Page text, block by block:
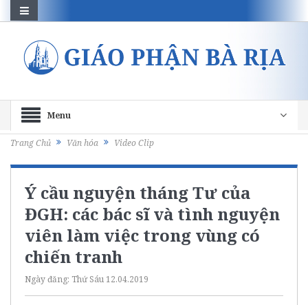
Menu
Trang Chủ Văn hóa Video Clip
Ý cầu nguyện tháng Tư của
ĐGH: các bác sĩ và tình nguyện
viên làm việc trong vùng có
chiến tranh
Ngày đăng: Thứ Sáu 12.04.2019